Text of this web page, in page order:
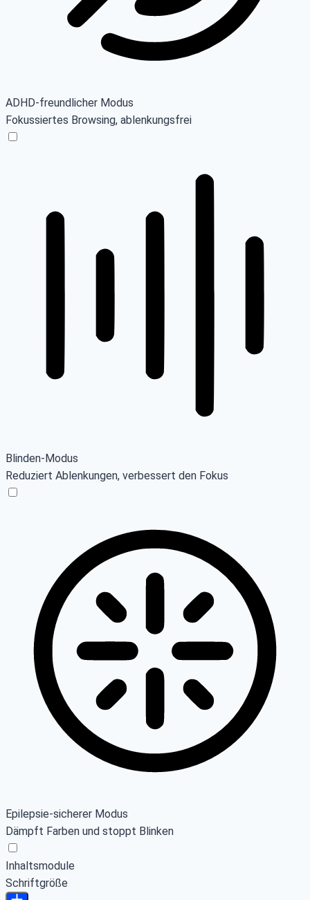
ADHD-freundlicher Modus
Fokussiertes Browsing, ablenkungsfrei
Blinden-Modus
Reduziert Ablenkungen, verbessert den Fokus
Epilepsie-sicherer Modus
Dämpft Farben und stoppt Blinken
Inhaltsmodule
Schriftgröße